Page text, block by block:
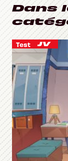
Dans
Test